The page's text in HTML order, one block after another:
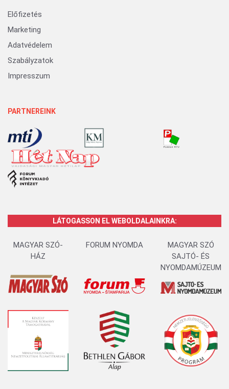
Előfizetés
Marketing
Adatvédelem
Szabályzatok
Impresszum
PARTNEREINK
LÁTOGASSON EL WEBOLDALAINKRA:
MAGYAR SZÓ-
HÁZ
FORUM NYOMDA
MAGYAR SZÓ
SAJTÓ- ÉS
NYOMDAMÚZEUM